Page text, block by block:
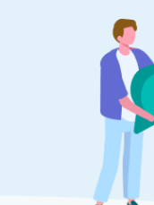
火險
危疾保